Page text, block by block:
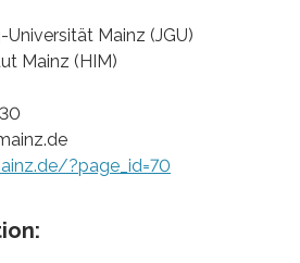
Mainz (JGU)
Mainz (HIM)
?page_id=70